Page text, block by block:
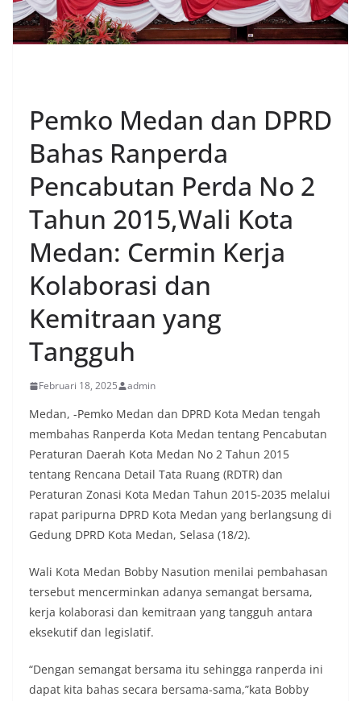
Pemko Medan dan DPRD
Bahas Ranperda
Pencabutan Perda No 2
Tahun 2015,Wali Kota
Medan: Cermin Kerja
Kolaborasi dan
Kemitraan yang
Tangguh
Februari 18, 2025 admin
Medan, -Pemko Medan dan DPRD Kota Medan tengah
membahas Ranperda Kota Medan tentang Pencabutan
Peraturan Daerah Kota Medan No 2 Tahun 2015
tentang Rencana Detail Tata Ruang (RDTR) dan
Peraturan Zonasi Kota Medan Tahun 2015-2035 melalui
rapat paripurna DPRD Kota Medan yang berlangsung di
Gedung DPRD Kota Medan, Selasa (18/2).
Wali Kota Medan Bobby Nasution menilai pembahasan
tersebut mencerminkan adanya semangat bersama,
kerja kolaborasi dan kemitraan yang tangguh antara
eksekutif dan legislatif.
“Dengan semangat bersama itu sehingga ranperda ini
dapat kita bahas secara bersama-sama,”kata Bobby